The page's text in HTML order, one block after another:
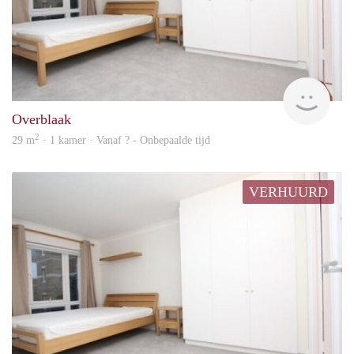
rent
Overblaak
29 m2 · 1 kamer · Vanaf ? - Onbepaalde tijd
VERHUURD